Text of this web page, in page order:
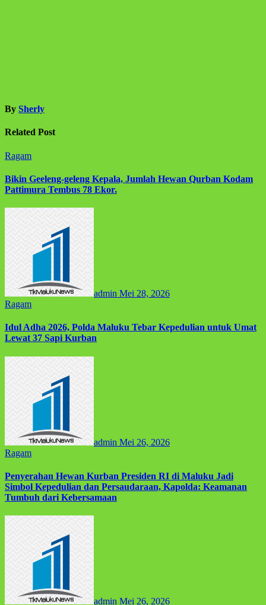
By Sherly
Related Post
Ragam
Bikin Geeleng-geleng Kepala, Jumlah Hewan Qurban Kodam
Pattimura Tembus 78 Ekor.
admin Mei 28, 2026
Ragam
Idul Adha 2026, Polda Maluku Tebar Kepedulian untuk Umat
Lewat 37 Sapi Kurban
admin Mei 26, 2026
Ragam
Penyerahan Hewan Kurban Presiden RI di Maluku Jadi
Simbol Kepedulian dan Persaudaraan, Kapolda: Keamanan
Tumbuh dari Kebersamaan
admin Mei 26, 2026